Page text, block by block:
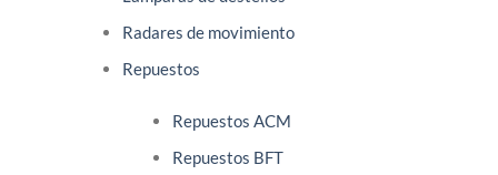
Radares de movimiento
Repuestos
Repuestos ACM
Repuestos BFT